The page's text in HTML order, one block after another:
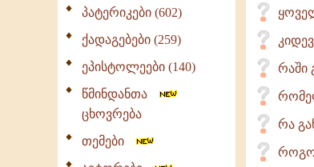
პატერიკები (602)
ქადაგებები (259)
ეპისტოლეები (140)
წმინდანთა
ცხოვრება
თემები
რაში
რა